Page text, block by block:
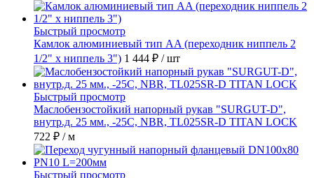
Быстрый просмотр
Камлок алюминиевый тип AA (переходник ниппель 2
1/2" х ниппель 3") 1 444 ₽ / шт
Быстрый просмотр
Маслобензостойкий напорный рукав "SURGUT-D",
внутр.д. 25 мм., -25C, NBR, TL025SR-D TITAN LOCK
722 ₽ / м
Быстрый просмотр